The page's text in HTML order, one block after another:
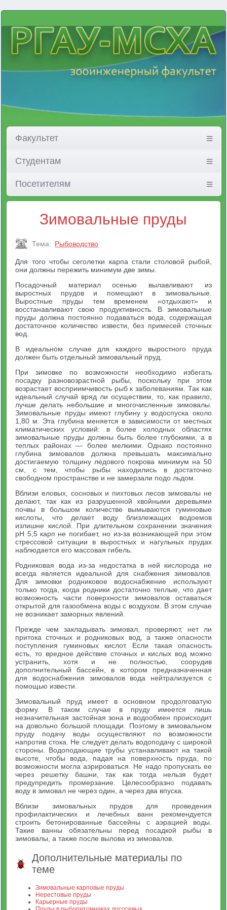
Факультет
Студентам
Посетителям
Зимовальные пруды
Тема: Рыбоводство
Для того чтобы сеголетки карпа стали столовой рыбой,
они должны пережить минимум две зимы.
Посадочный материал осенью вылавливают из
выростных прудов и помещают в зимовальные.
Выростные пруды тем временем «отдыхают» и
восстанавливают свою продуктивность. В зимовальные
пруды должна постоянно подаваться вода, содержащая
достаточное количество извести, без примесей сточных
вод.
В идеальном случае для каждого выростного пруда
должен быть отдельный зимовальный пруд.
При зимовке по возможности необходимо избегать
посадку разновозрастной рыбы, поскольку при этом
возрастает восприимчивость рыб к заболеваниям. Так как
идеальный случай вряд ли осуществим, то, как правило,
лучше делать небольшие и многочисленные зимовалы.
Зимовальные пруды имеют глубину у водоспуска около
1,80 м. Эта глубина меняется в зависимости от местных
климатических условий: в более холодных областях
зимовальные пруды должны быть более глубокими, а в
теплых районах — более мелкими. Однако постоянно
глубина зимовалов должна превышать максимально
достигаемую толщину ледового покрова минимум на 50
см, с тем, чтобы рыбы находились в достаточно
свободном пространстве и не замерзали подо льдом.
Вблизи еловых, сосновых и пихтовых лесов зимовалы не
делают, так как из разрушенной хвойными деревьями
почвы в большом количестве вымываются гуминовые
кислоты, что делает воду близлежащих водоемов
излишне кислой. При длительном сохранении значения
pH 5,5 карп не погибает, но из-за возникающей при этом
стрессовой ситуации в выростных и нагульных прудах
наблюдается его массовая гибель.
Родниковая вода из-за недостатка в ней кислорода не
всегда является идеальной для снабжения зимовалов.
Для зимовки родниковое водоснабжение используют
только тогда, когда родники достаточно теплые, что дает
возможность части поверхности зимовалов оставаться
открытой для газообмена воды с воздухом. В этом случае
не возникает заморных явлений.
Прежде чем закладывать зимовал, проверяют, нет ли
притока сточных и родниковых вод, а также опасности
поступления гуминовых кислот. Если такая опасность
есть, то вредное действие сточных и кислых вод можно
устранить, хотя и не полностью, соорудив
дополнительный бассейн, в котором предназначенная
для водоснабжения зимовалов вода нейтрализуется с
помощью извести.
Зимовальный пруд имеет в основном продолговатую
форму. В таком случае в пруду имеется лишь
незначительная застойная зона и водообмен происходит
на довольно большой площади. Поэтому в зимовальном
пруду подачу воды осуществляют по возможности
напротив стока. Не следует делать водоподачу с широкой
стороны. Водоподающие трубы устанавливают на такой
высоте, чтобы вода, падая на поверхность пруда, по
возможности могла аэрироваться. Не надо пропускать ее
через решетку башни, так как тогда нельзя будет
предупредить промерзание. Целесообразно подавать
воду в зимовал не через один, а через два впуска.
Вблизи зимовальных прудов для проведения
профилактических и лечебных ванн рекомендуется
строить бетонированные бассейны с аэрацией воды.
Такие ванны обязательны перед посадкой рыбы в
зимовалы, а также после вылова из зимовалов.
Дополнительные материалы по
теме
Зимовальные карповые пруды
Нерестовые пруды
Карьерные пруды